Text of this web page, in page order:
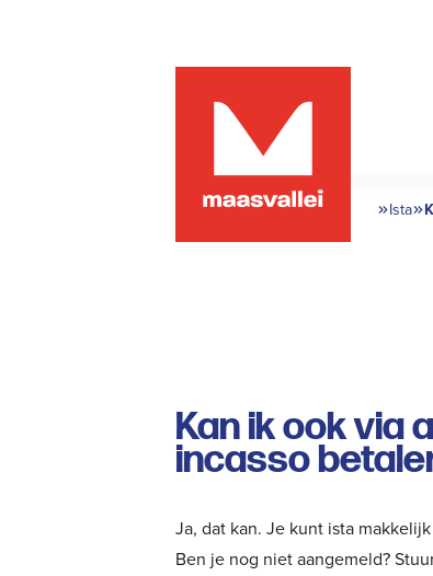
Kan ik ook via
incasso
Ista
Ja, dat kan. Je kunt ista
Ben je nog niet aangemeld?